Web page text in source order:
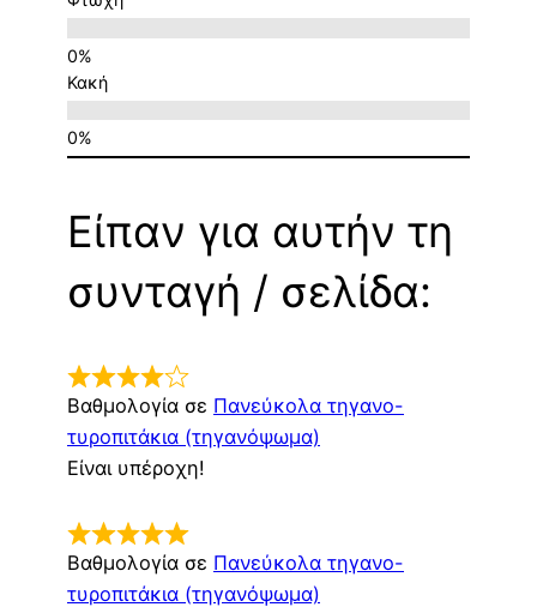
Κακή
Είπαν για αυτήν τη
συνταγή / σελίδα:
Βαθμολογία σε Πανεύκολα τηγανο-
τυροπιτάκια (τηγανόψωμα)
Είναι υπέροχη!
Βαθμολογία σε Πανεύκολα τηγανο-
τυροπιτάκια (τηγανόψωμα)